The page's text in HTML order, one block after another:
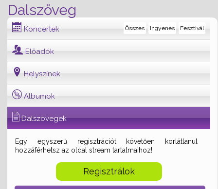
Dalszöveg
Koncertek Fesztivál
Ingyenes
Összes
Előadók
Helyszínek
Albumok
Dalszövegek
Egy egyszerű regisztrációt követően korlátlanul
hozzáférhetsz az oldal stream tartalmaihoz!
Regisztrálok